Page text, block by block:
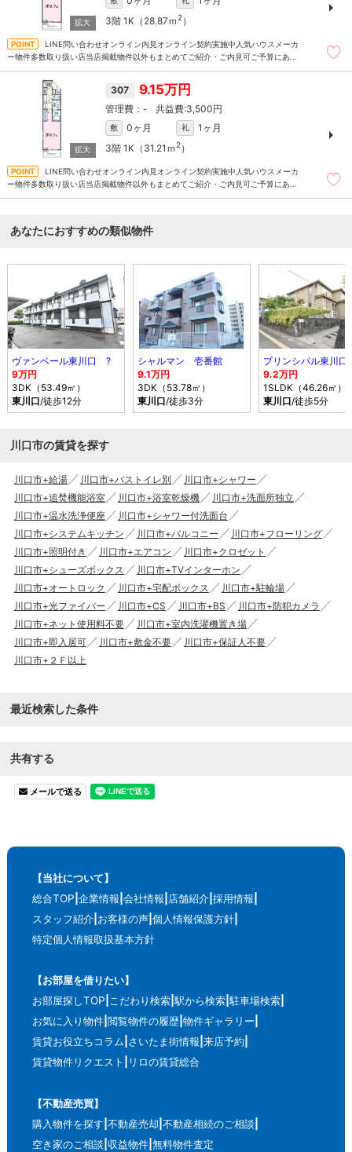
3階 1K（28.87ｍ 2）
LINE問い合わせオンライン内見オンライン契約実施中人気ハウスメーカ
ー物件多数取り扱い店当店掲載物件以外もまとめてご紹介・ご内見可ご予算にあっ
307 9.15万円
- 3,500円
敷 0ヶ月 礼
1ヶ月
3階 1K（31.21ｍ 2）
LINE問い合わせオンライン内見オンライン契約実施中人気ハウスメーカ
ー物件多数取り扱い店当店掲載物件以外もまとめてご紹介・ご内見可ご予算にあっ
あなたにおすすめの類似物件
ヴァンベール東川口 ?
9万円
3DK（53.49㎡）
東川口/徒歩12分
シャルマン 壱番館
9.1万円
3DK（53.78㎡）
東川口/徒歩3分
プリンシパル東川口
9.2万円
1SLDK（46.26㎡）
東川口/徒歩5分
川口市の賃貸を探す
川口市+給湯 川口市+バストイレ別
川口市+シャワー
川口市+追焚機能浴室
川口市+浴室乾燥機
川口市+洗面所独立
川口市+温水洗浄便座
川口市+シャワー付洗面台
川口市+システムキッチン
川口市+バルコニー
川口市+フローリング
川口市+照明付き
川口市+エアコン
川口市+クロゼット
川口市+シューズボックス
川口市+TVインターホン
川口市+オートロック
川口市+宅配ボックス
川口市+駐輪場
川口市+光ファイバー
川口市+CS 川口市+BS
川口市+防犯カメラ
川口市+ネット使用料不要
川口市+室内洗濯機置き場
川口市+即入居可
川口市+敷金不要
川口市+保証人不要
川口市+２Ｆ以上
最近検索した条件
共有する
メールで送る
【当社について】
総合TOP 企業情報 会社情報 店舗紹介 採用情報
スタッフ紹介 お客様の声 個人情報保護方針
特定個人情報取扱基本方針
【お部屋を借りたい】
お部屋探しTOP こだわり検索 駅から検索 駐車場検索
お気に入り物件 閲覧物件の履歴 物件ギャラリー
賃貸お役立ちコラム さいたま街情報 来店予約
賃貸物件リクエスト
リロの賃貸総合
【不動産売買】
購入物件を探す 不動産売却 不動産相続のご相談
空き家のご相談 収益物件 無料物件査定